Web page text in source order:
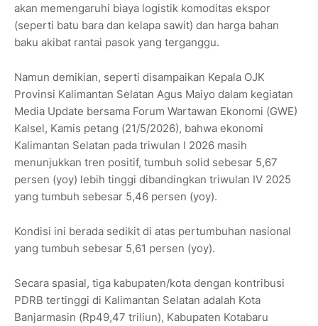
akan memengaruhi biaya logistik komoditas ekspor
(seperti batu bara dan kelapa sawit) dan harga bahan
baku akibat rantai pasok yang terganggu.
Namun demikian, seperti disampaikan Kepala OJK
Provinsi Kalimantan Selatan Agus Maiyo dalam kegiatan
Media Update bersama Forum Wartawan Ekonomi (GWE)
Kalsel, Kamis petang (21/5/2026), bahwa ekonomi
Kalimantan Selatan pada triwulan I 2026 masih
menunjukkan tren positif, tumbuh solid sebesar 5,67
persen (yoy) lebih tinggi dibandingkan triwulan IV 2025
yang tumbuh sebesar 5,46 persen (yoy).
Kondisi ini berada sedikit di atas pertumbuhan nasional
yang tumbuh sebesar 5,61 persen (yoy).
Secara spasial, tiga kabupaten/kota dengan kontribusi
PDRB tertinggi di Kalimantan Selatan adalah Kota
Banjarmasin (Rp49,47 triliun), Kabupaten Kotabaru